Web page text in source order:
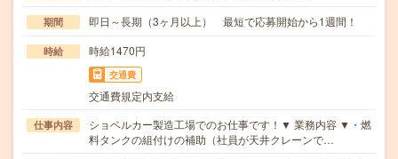
期間 即日～長期（3ヶ月以上） 最短で応募開始から1週間！
時給 時給1470円
交通費
交通費規定内支給
仕事内容
ショベルカー製造工場でのお仕事です！▼ 業務内容 ▼・燃
料タンクの組付けの補助（社員が天井クレーンで…